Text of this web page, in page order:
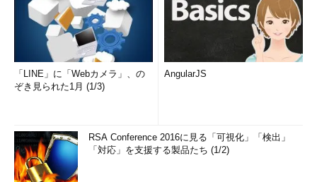
「LINE」に「Webカメラ」、の
ぞき見られた1月 (1/3)
AngularJS
RSA Conference 2016に見る「可視化」「検出」
「対応」を支援する製品たち (1/2)